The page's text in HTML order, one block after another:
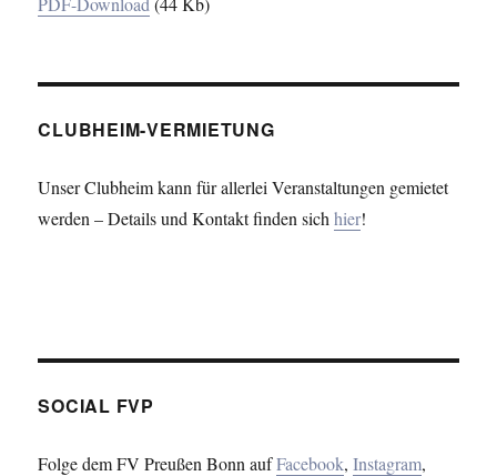
CLUBHEIM-VERMIETUNG
Unser Clubheim kann für allerlei Veranstaltungen gemietet
werden – Details und Kontakt finden sichhier!
SOCIAL FVP
Folge dem FV Preußen Bonn aufFacebook,Instagram,